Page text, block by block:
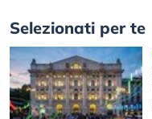
Selezionati per te